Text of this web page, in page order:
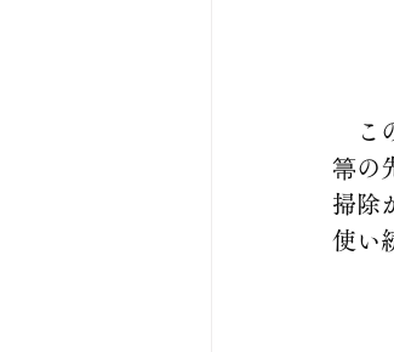
こ
箒の
掃除
使い